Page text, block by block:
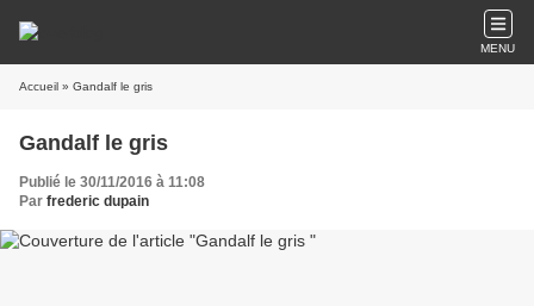
MENU
Accueil » Gandalf le gris
Gandalf le gris
Publié le 30/11/2016 à 11:08
Par frederic dupain